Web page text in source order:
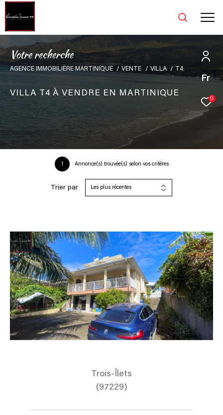
Fr
0
Votre recherche
AGENCE IMMOBILIÈRE MARTINIQUE VENTE VILLA T4
VILLA T4 À VENDRE EN MARTINIQUE
1 Annonce(s) trouvée(s) selon vos critères
Trier par Les plus récentes
Trois-Îlets
(97229)